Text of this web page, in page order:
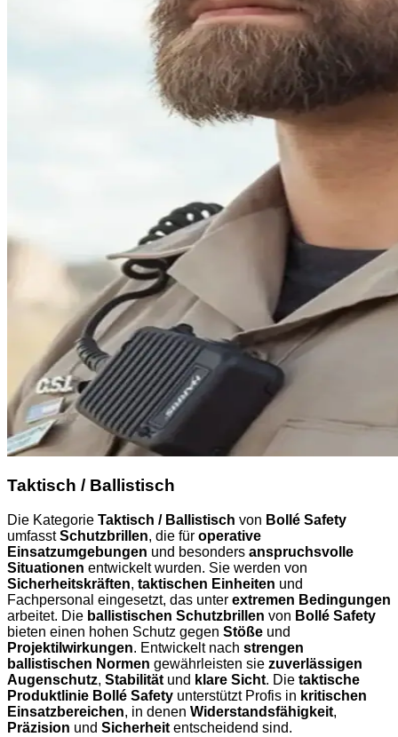
Taktisch / Ballistisch
Die Kategorie Taktisch / Ballistisch von Bollé Safety
umfasstSchutzbrillen, die für operative
Einsatzumgebungen und besonders anspruchsvolle
Situationen entwickelt wurden. Sie werden von
Sicherheitskräften, taktischen Einheiten und
Fachpersonal eingesetzt, das unter extremen Bedingungen
arbeitet. Die ballistischen Schutzbrillen von Bollé Safety
bieten einen hohen Schutz gegen Stöße und
Projektilwirkungen. Entwickelt nach strengen
ballistischen Normen gewährleisten sie zuverlässigen
Augenschutz, Stabilität und klare Sicht. Die taktische
Produktlinie Bollé Safety unterstützt Profis in kritischen
Einsatzbereichen, in denen Widerstandsfähigkeit,
Präzision und Sicherheit entscheidend sind.